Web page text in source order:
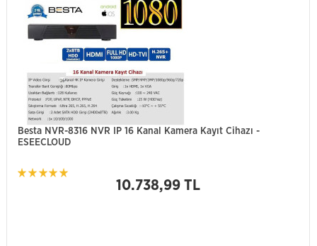
Besta NVR-8316 NVR IP 16 Kanal Kamera Kayıt Cihazı -
ESEECLOUD
10.738,99 TL